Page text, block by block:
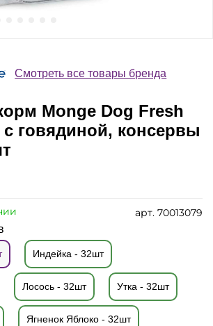
арт. 70013079
Смотреть все товары бренда
Monge Dog Fresh
с говядиной, консервы
Индейка - 32шт
Лосось - 32шт Утка - 32шт
Ягненок Яблоко - 32шт